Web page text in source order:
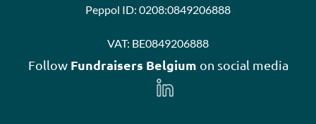
Peppol ID: 0208:0849206888
VAT: BE0849206888
Follow Fundraisers Belgium on social media